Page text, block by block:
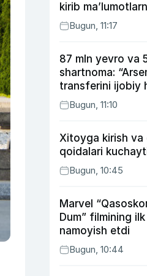
kirib
— Microsoft
Bugun, 11:17
87 mln yevro va
shartnoma:
transferini ijobiy
Bugun, 11:10
Xitoyga kirish va
qoidalari
Bugun, 10:45
Marvel
Dum” filmining
namoyish etdi
Bugun, 10:44